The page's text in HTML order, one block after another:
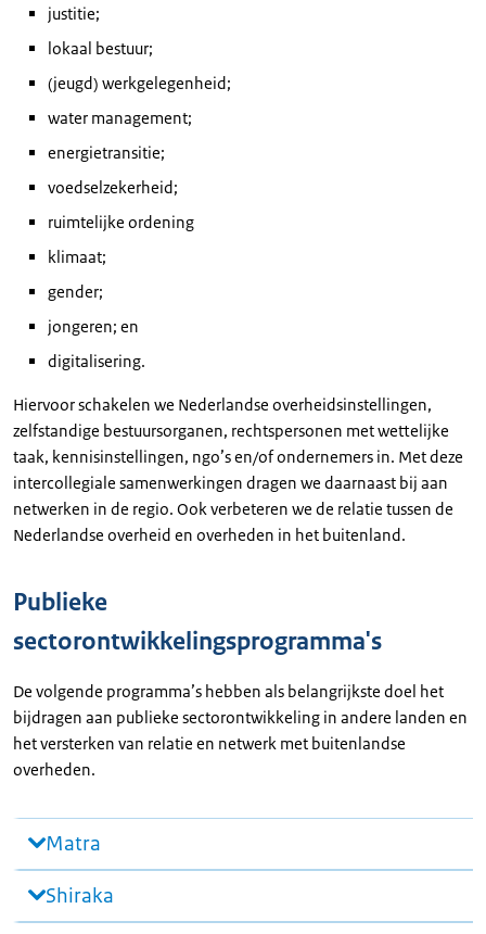
justitie;
lokaal bestuur;
(jeugd) werkgelegenheid;
water management;
energietransitie;
voedselzekerheid;
ruimtelijke ordening
klimaat;
gender;
jongeren; en
digitalisering.
Hiervoor schakelen we Nederlandse overheidsinstellingen,
zelfstandige bestuursorganen, rechtspersonen met wettelijke
taak, kennisinstellingen, ngo’s en/of ondernemers in. Met deze
intercollegiale samenwerkingen dragen we daarnaast bij aan
netwerken in de regio. Ook verbeteren we de relatie tussen de
Nederlandse overheid en overheden in het buitenland.
Publieke
sectorontwikkelingsprogramma's
De volgende programma’s hebben als belangrijkste doel het
bijdragen aan publieke sectorontwikkeling in andere landen en
het versterken van relatie en netwerk met buitenlandse
overheden.
Matra
Shiraka